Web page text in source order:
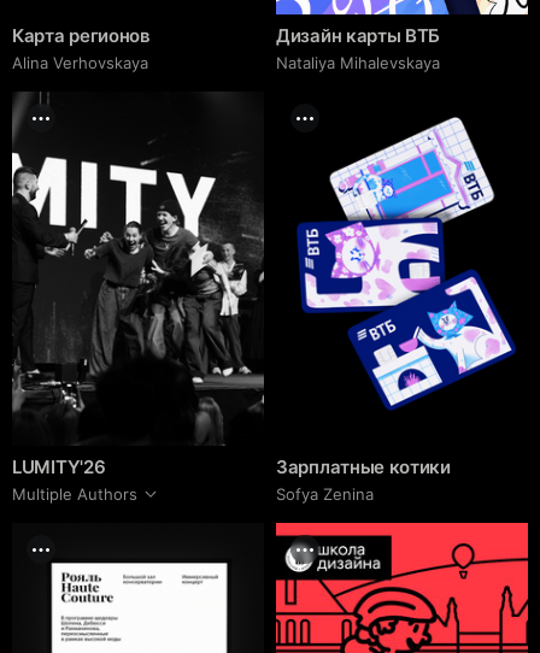
Карта регионов
Alina Verhovskaya
Дизайн карты ВТБ
Nataliya Mihalevskaya
LUMITY'26
Multiple Authors
Зарплатные котики
Sofya Zenina